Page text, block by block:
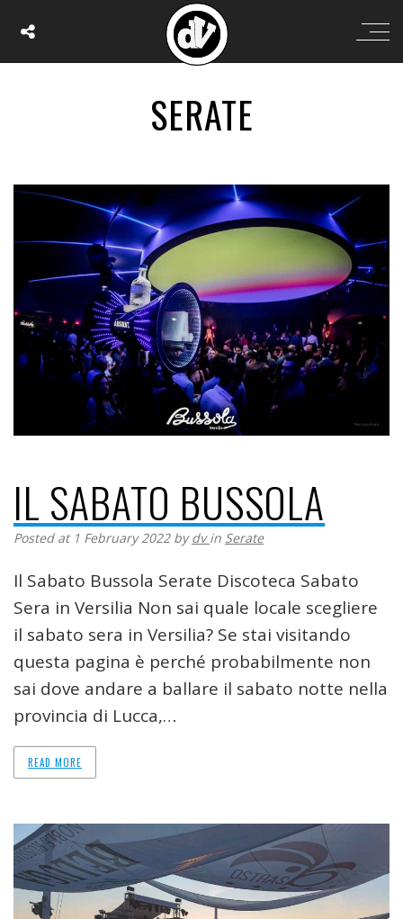
SERATE
IL SABATO BUSSOLA
Posted at 1 February 2022 bydvin Serate
Il Sabato Bussola Serate Discoteca Sabato
Sera in Versilia Non sai quale locale scegliere
il sabato sera in Versilia? Se stai visitando
questa pagina è perché probabilmente non
sai dove andare a ballare il sabato notte nella
provincia di Lucca,…
READ MORE